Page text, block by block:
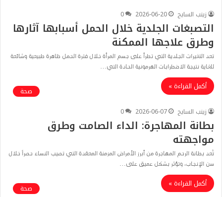
زينب السايح
2026-06-20
0
التصبغات الجلدية خلال الحمل أسبابها آثارها
وطرق علاجها الممكنة
​تعد التغيرات الجلدية التي تطرأ على جسم المرأة خلال فترة الحمل ظاهرة طبيعية وشائعة
للغاية نتيجة الاضطرابات الهرمونية الحادة التي…
أكمل القراءة »
صحة
زينب السايح
2026-06-07
0
بطانة المهاجرة: الداء الصامت وطرق
مواجهته
​تُعد بطانة الرحم المهاجرة من أبرز الأمراض المزمنة المعقدة التي تصيب النساء حصراً خلال
سن الإنجاب، وتؤثر بشكل عميق على…
أكمل القراءة »
صحة